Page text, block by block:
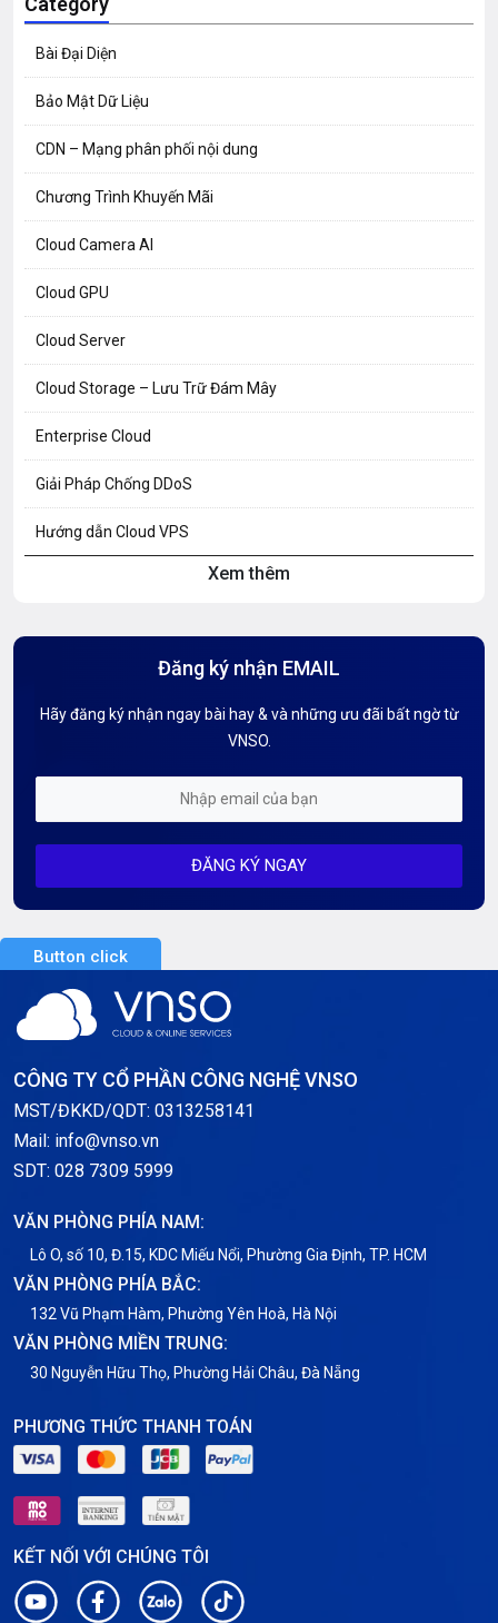
Bài Đại Diện
Bảo Mật Dữ Liệu
CDN – Mạng phân phối nội dung
Chương Trình Khuyến Mãi
Cloud Camera AI
Cloud GPU
Cloud Server
Cloud Storage – Lưu Trữ Đám Mây
Enterprise Cloud
Giải Pháp Chống DDoS
Hướng dẫn Cloud VPS
Hướng dẫn Tên miền
Kiến thức AI
Mỗi tuần 01 Server
Server Dedicated (Máy chủ riêng)
Server GPU
Server Windows
Thông báo
Thông tin chung
Tin tức
VNPT
Xem thêm
Đăng ký nhận EMAIL
Hãy đăng ký nhận ngay bài hay & và những ưu đãi bất ngờ từ
VNSO.
ĐĂNG KÝ NGAY
Button click
CÔNG TY CỔ PHẦN CÔNG NGHỆ VNSO
MST/ĐKKD/QDT: 0313258141
Mail: info@vnso.vn
SDT: 028 7309 5999
VĂN PHÒNG PHÍA NAM:
Lô O, số 10, Đ.15, KDC Miếu Nổi, Phường Gia Định, TP. HCM
VĂN PHÒNG PHÍA BẮC:
132 Vũ Phạm Hàm, Phường Yên Hoà, Hà Nội
VĂN PHÒNG MIỀN TRUNG:
30 Nguyễn Hữu Thọ, Phường Hải Châu, Đà Nẵng
PHƯƠNG THỨC THANH TOÁN
KẾT NỐI VỚI CHÚNG TÔI